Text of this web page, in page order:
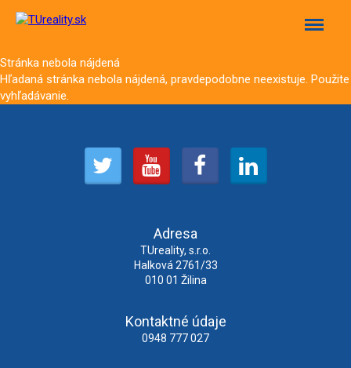
Stránka nebola nájdená
Hľadaná stránka nebola nájdená, pravdepodobne neexistuje. Použite
vyhľadávanie.
Adresa
TUreality, s.r.o.
Halková 2761/33
010 01 Žilina
Kontaktné údaje
0948 777 027